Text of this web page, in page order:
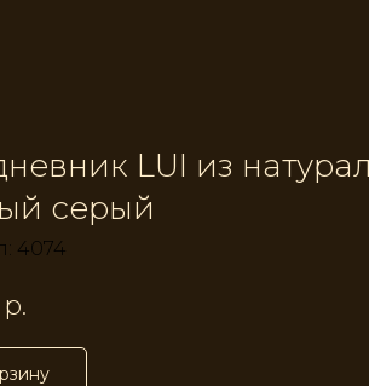
LUI из
серый
4074
р.